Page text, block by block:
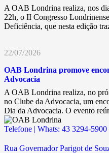
A OAB Londrina realiza, nos
22h, o II Congresso
Deficiência, que nesta edição
22/07/2026
OAB Londrina promove
Advocacia
A OAB Londrina realiza, no
no Clube da Advocacia, um
Dia da Advocacia. O evento
Telefone | Whats: 43 3294-5900
Rua Governador Parigot de